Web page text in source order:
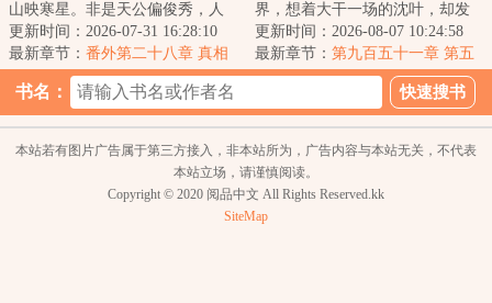
山映寒星。非是天公偏俊秀，人
间必要此光明。一本陆小凤传奇
式的侠探故事。...
更新时间：2026-07-31 16:28:10
最新章节： 番外第二十八章 真相
与结局（中）
界，想着大干一场的沈叶，却发
现自己竟然成了被群起而攻之的
太子。知道太子...
更新时间：2026-08-07 10:24:58
最新章节： 第九百五十一章 第五
部队的胜利
书名：
本站若有图片广告属于第三方接入，非本站所为，广告内容与本站无关，不代表
本站立场，请谨慎阅读。
Copyright © 2020 阅品中文 All Rights Reserved.kk
SiteMap